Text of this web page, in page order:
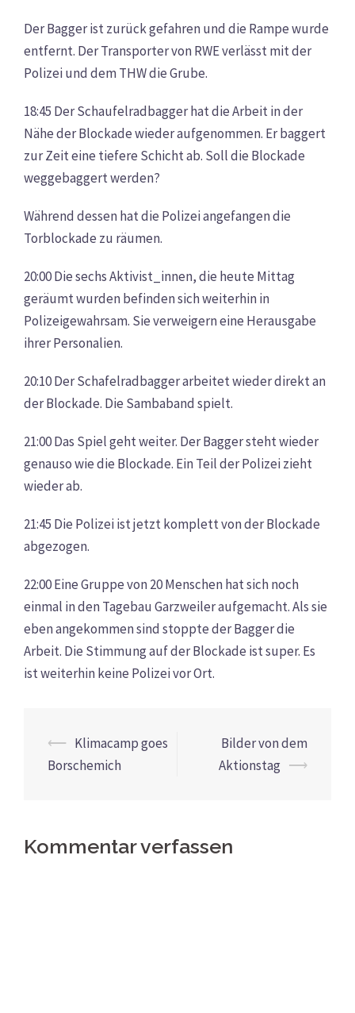
Der Bagger ist zurück gefahren und die Rampe wurde
entfernt. Der Transporter von RWE verlässt mit der
Polizei und dem THW die Grube.
18:45 Der Schaufelradbagger hat die Arbeit in der
Nähe der Blockade wieder aufgenommen. Er baggert
zur Zeit eine tiefere Schicht ab. Soll die Blockade
weggebaggert werden?
Während dessen hat die Polizei angefangen die
Torblockade zu räumen.
20:00 Die sechs Aktivist_innen, die heute Mittag
geräumt wurden befinden sich weiterhin in
Polizeigewahrsam. Sie verweigern eine Herausgabe
ihrer Personalien.
20:10 Der Schafelradbagger arbeitet wieder direkt an
der Blockade. Die Sambaband spielt.
21:00 Das Spiel geht weiter. Der Bagger steht wieder
genauso wie die Blockade. Ein Teil der Polizei zieht
wieder ab.
21:45 Die Polizei ist jetzt komplett von der Blockade
abgezogen.
22:00 Eine Gruppe von 20 Menschen hat sich noch
einmal in den Tagebau Garzweiler aufgemacht. Als sie
eben angekommen sind stoppte der Bagger die
Arbeit. Die Stimmung auf der Blockade ist super. Es
ist weiterhin keine Polizei vor Ort.
Beitrags-
Navigation
⟵ Klimacamp goes
Borschemich
Bilder von dem
Aktionstag ⟶
Kommentar verfassen